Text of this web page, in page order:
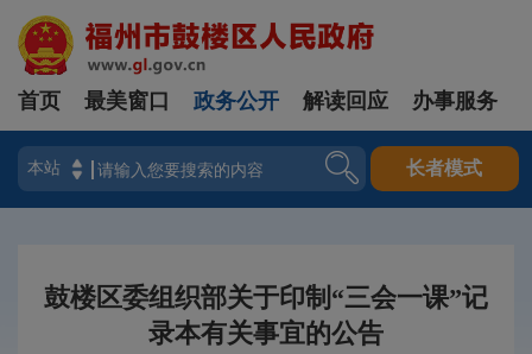
登录
首页 最美窗口 政务公开 解读回应 办事服务
长者模式
鼓楼区委组织部关于印制“三会一课”记
录本有关事宜的公告